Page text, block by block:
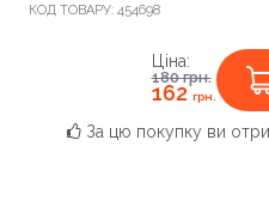
КОД ТОВАРУ: 454698
Ціна:
180грн.
162грн.
За цю покупку ви